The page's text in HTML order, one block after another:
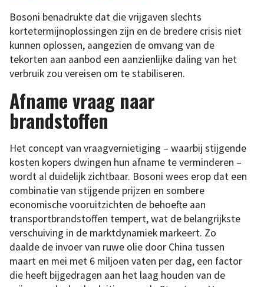
Bosoni benadrukte dat die vrijgaven slechts
kortetermijnoplossingen zijn en de bredere crisis niet
kunnen oplossen, aangezien de omvang van de
tekorten aan aanbod een aanzienlijke daling van het
verbruik zou vereisen om te stabiliseren.
Afname vraag naar
brandstoffen
Het concept van vraagvernietiging – waarbij stijgende
kosten kopers dwingen hun afname te verminderen –
wordt al duidelijk zichtbaar. Bosoni wees erop dat een
combinatie van stijgende prijzen en sombere
economische vooruitzichten de behoefte aan
transportbrandstoffen tempert, wat de belangrijkste
verschuiving in de marktdynamiek markeert. Zo
daalde de invoer van ruwe olie door China tussen
maart en mei met 6 miljoen vaten per dag, een factor
die heeft bijgedragen aan het laag houden van de